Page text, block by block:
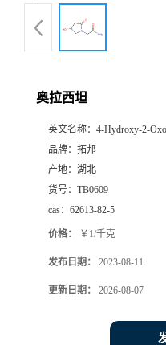
奥拉西坦
英文名称： 4-Hydroxy-2-
品牌： 拓邦
产地： 湖北
货号： TB0609
cas： 62613-82-5
价格： ￥1/千克
发布日期： 2023-08-11
更新日期： 2026-08-07